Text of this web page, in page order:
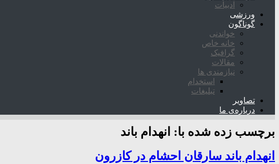
ادبیات
ورزشی
گوناگون
خواندنی
خانه خاص
گرافیک
مقالات
نیازمندی ها
استخدام
تبلیغات
تصاویر
درباره‌ی ما
برچسب زده شده با:
انهدام باند
انهدام باند سارقان احشام در کازرون